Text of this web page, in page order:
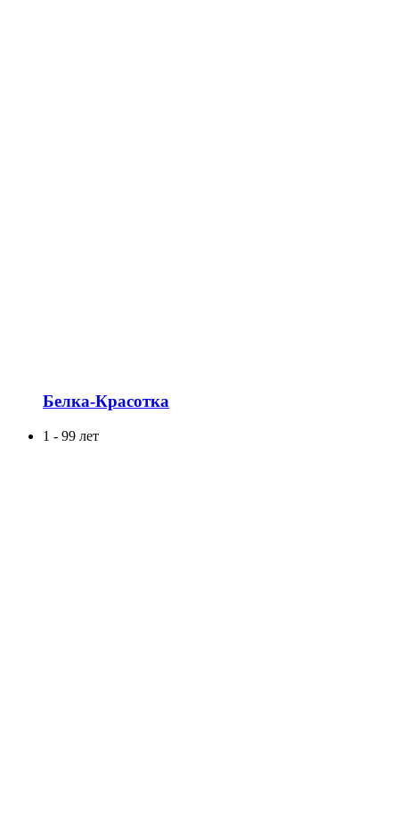
Белка-Красотка
1 - 99 лет